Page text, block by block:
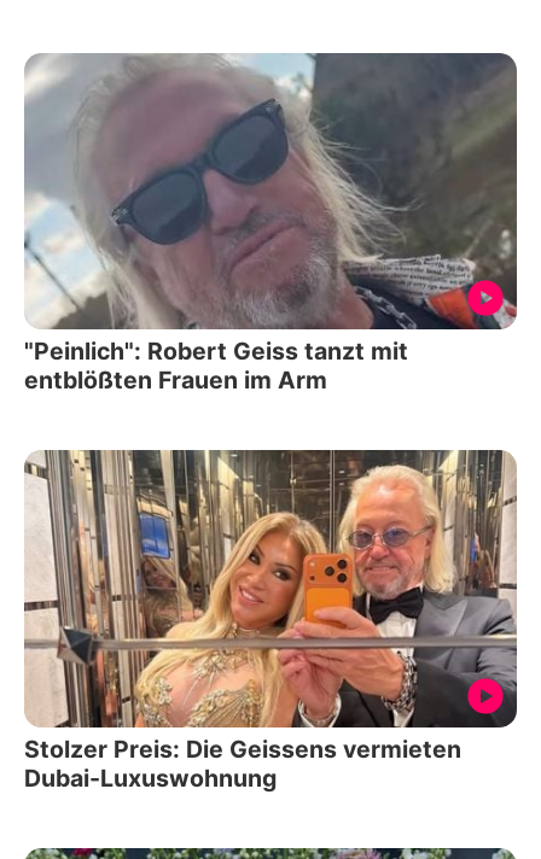
"Peinlich": Robert Geiss tanzt mit
entblößten Frauen im Arm
Stolzer Preis: Die Geissens vermieten
Dubai-Luxuswohnung